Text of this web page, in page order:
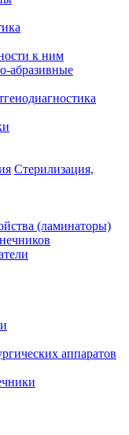
к ним
абразивные
Стерилизация,
(ламинаторы)
аппаратов